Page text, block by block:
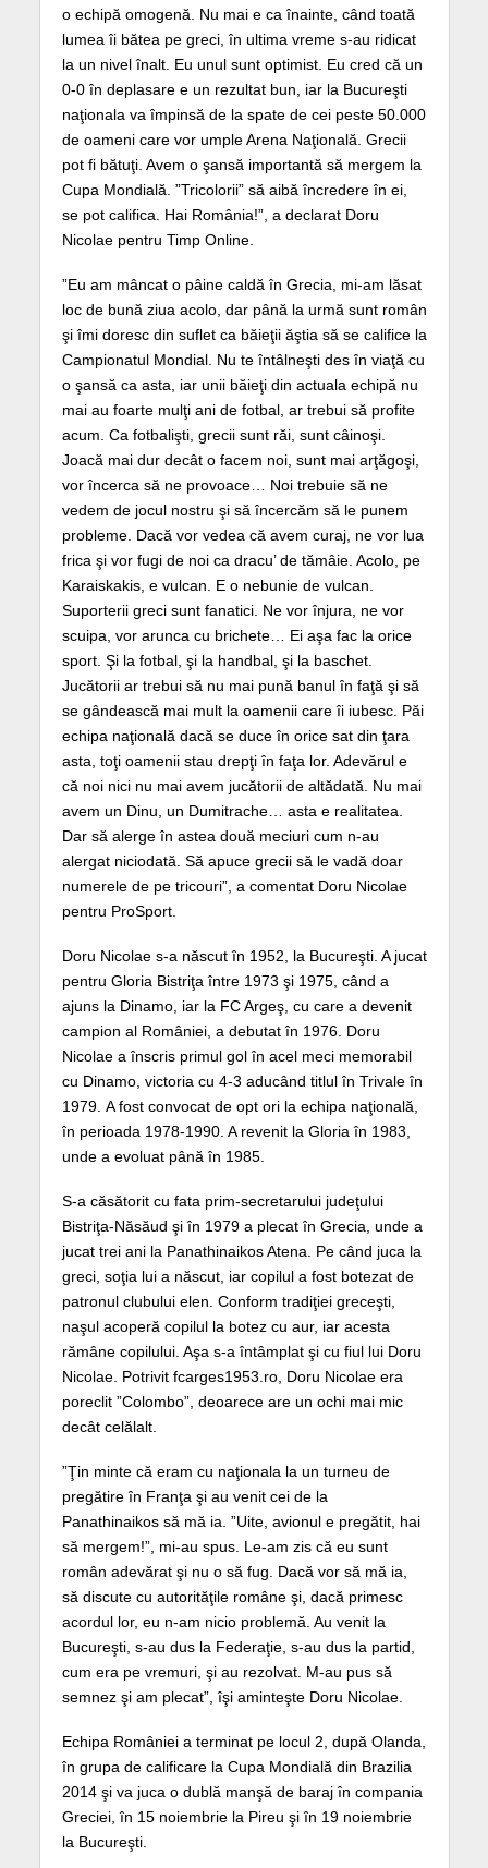
o echipă omogenă. Nu mai e ca înainte, când toată
lumea îi bătea pe greci, în ultima vreme s-au ridicat
la un nivel înalt. Eu unul sunt optimist. Eu cred că un
0-0 în deplasare e un rezultat bun, iar la Bucureşti
naţionala va împinsă de la spate de cei peste 50.000
de oameni care vor umple Arena Naţională. Grecii
pot fi bătuţi. Avem o şansă importantă să mergem la
Cupa Mondială. ”Tricolorii” să aibă încredere în ei,
se pot califica. Hai România!”, a declarat Doru
Nicolae pentru Timp Online.
”Eu am mâncat o pâine caldă în Grecia, mi-am lăsat
loc de bună ziua acolo, dar până la urmă sunt român
şi îmi doresc din suflet ca băieţii ăştia să se califice la
Campionatul Mondial. Nu te întâlneşti des în viaţă cu
o şansă ca asta, iar unii băieţi din actuala echipă nu
mai au foarte mulţi ani de fotbal, ar trebui să profite
acum. Ca fotbalişti, grecii sunt răi, sunt câinoşi.
Joacă mai dur decât o facem noi, sunt mai arţăgoşi,
vor încerca să ne provoace… Noi trebuie să ne
vedem de jocul nostru şi să încercăm să le punem
probleme. Dacă vor vedea că avem curaj, ne vor lua
frica şi vor fugi de noi ca dracu’ de tămâie. Acolo, pe
Karaiskakis, e vulcan. E o nebunie de vulcan.
Suporterii greci sunt fanatici. Ne vor înjura, ne vor
scuipa, vor arunca cu brichete… Ei aşa fac la orice
sport. Şi la fotbal, şi la handbal, şi la baschet.
Jucătorii ar trebui să nu mai pună banul în faţă şi să
se gândească mai mult la oamenii care îi iubesc. Păi
echipa naţională dacă se duce în orice sat din ţara
asta, toţi oamenii stau drepţi în faţa lor. Adevărul e
că noi nici nu mai avem jucătorii de altădată. Nu mai
avem un Dinu, un Dumitrache… asta e realitatea.
Dar să alerge în astea două meciuri cum n-au
alergat niciodată. Să apuce grecii să le vadă doar
numerele de pe tricouri”, a comentat Doru Nicolae
pentru ProSport.
Doru Nicolae s-a născut în 1952, la Bucureşti. A jucat
pentru Gloria Bistriţa între 1973 şi 1975, când a
ajuns la Dinamo, iar la FC Argeş, cu care a devenit
campion al României, a debutat în 1976. Doru
Nicolae a înscris primul gol în acel meci memorabil
cu Dinamo, victoria cu 4-3 aducând titlul în Trivale în
1979. A fost convocat de opt ori la echipa naţională,
în perioada 1978-1990. A revenit la Gloria în 1983,
unde a evoluat până în 1985.
S-a căsătorit cu fata prim-secretarului judeţului
Bistriţa-Năsăud şi în 1979 a plecat în Grecia, unde a
jucat trei ani la Panathinaikos Atena. Pe când juca la
greci, soţia lui a născut, iar copilul a fost botezat de
patronul clubului elen. Conform tradiţiei greceşti,
naşul acoperă copilul la botez cu aur, iar acesta
rămâne copilului. Aşa s-a întâmplat şi cu fiul lui Doru
Nicolae. Potrivit fcarges1953.ro, Doru Nicolae era
poreclit ”Colombo”, deoarece are un ochi mai mic
decât celălalt.
”Ţin minte că eram cu naţionala la un turneu de
pregătire în Franţa şi au venit cei de la
Panathinaikos să mă ia. ”Uite, avionul e pregătit, hai
să mergem!”, mi-au spus. Le-am zis că eu sunt
român adevărat şi nu o să fug. Dacă vor să mă ia,
să discute cu autorităţile române şi, dacă primesc
acordul lor, eu n-am nicio problemă. Au venit la
Bucureşti, s-au dus la Federaţie, s-au dus la partid,
cum era pe vremuri, şi au rezolvat. M-au pus să
semnez şi am plecat”, îşi aminteşte Doru Nicolae.
Echipa României a terminat pe locul 2, după Olanda,
în grupa de calificare la Cupa Mondială din Brazilia
2014 şi va juca o dublă manşă de baraj în compania
Greciei, în 15 noiembrie la Pireu şi în 19 noiembrie
la Bucureşti.